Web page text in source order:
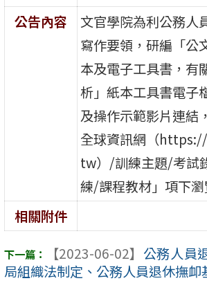
公告內容
文官學院為利公務人
寫作要領，研編「公
本及電子工具書，有
析」紙本工具書電子
及操作示範影片連結
全球資訊網（
tw）/訓練主題/考試
練/課程教材」項下瀏
相關附件
【2023-06-02】 公務人員
局組織法制定、公務人員退休撫卹